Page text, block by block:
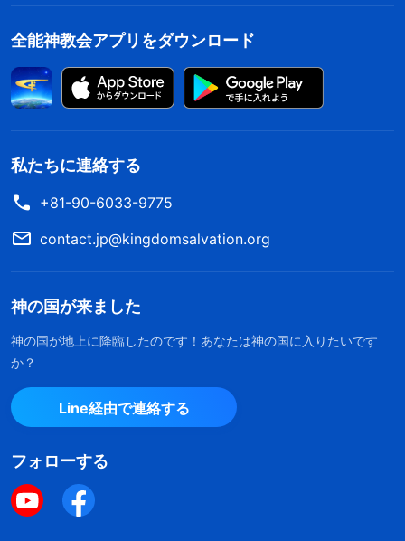
全能神教会アプリをダウンロード
私たちに連絡する
+81-90-6033-9775
contact.jp@kingdomsalvation.org
神の国が来ました
神の国が地上に降臨したのです！あなたは神の国に入りたいです
か？
Line経由で連絡する
フォローする